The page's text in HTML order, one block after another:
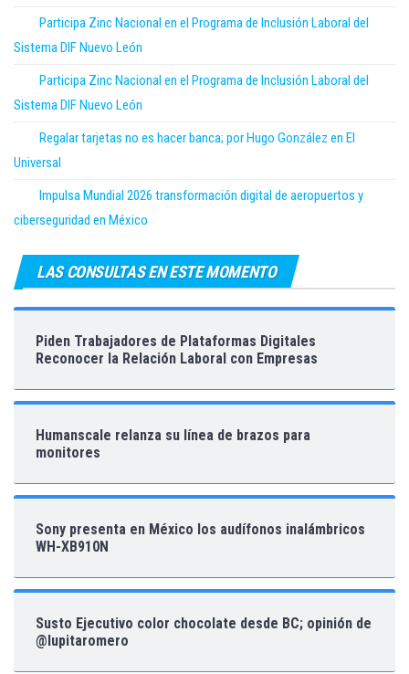
Participa Zinc Nacional en el Programa de Inclusión Laboral del
Sistema DIF Nuevo León
Participa Zinc Nacional en el Programa de Inclusión Laboral del
Sistema DIF Nuevo León
Regalar tarjetas no es hacer banca; por Hugo González en El
Universal
Impulsa Mundial 2026 transformación digital de aeropuertos y
ciberseguridad en México
LAS CONSULTAS EN ESTE MOMENTO
Piden Trabajadores de Plataformas Digitales
Reconocer la Relación Laboral con Empresas
Humanscale relanza su línea de brazos para
monitores
Sony presenta en México los audífonos inalámbricos
WH-XB910N
Susto Ejecutivo color chocolate desde BC; opinión de
@lupitaromero